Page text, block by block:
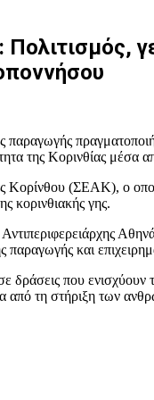
παραγωγής
της Κορινθίας μέσα
(ΣΕΑΚ), ο
κορινθιακής γης.
και
που
τη στήριξη των